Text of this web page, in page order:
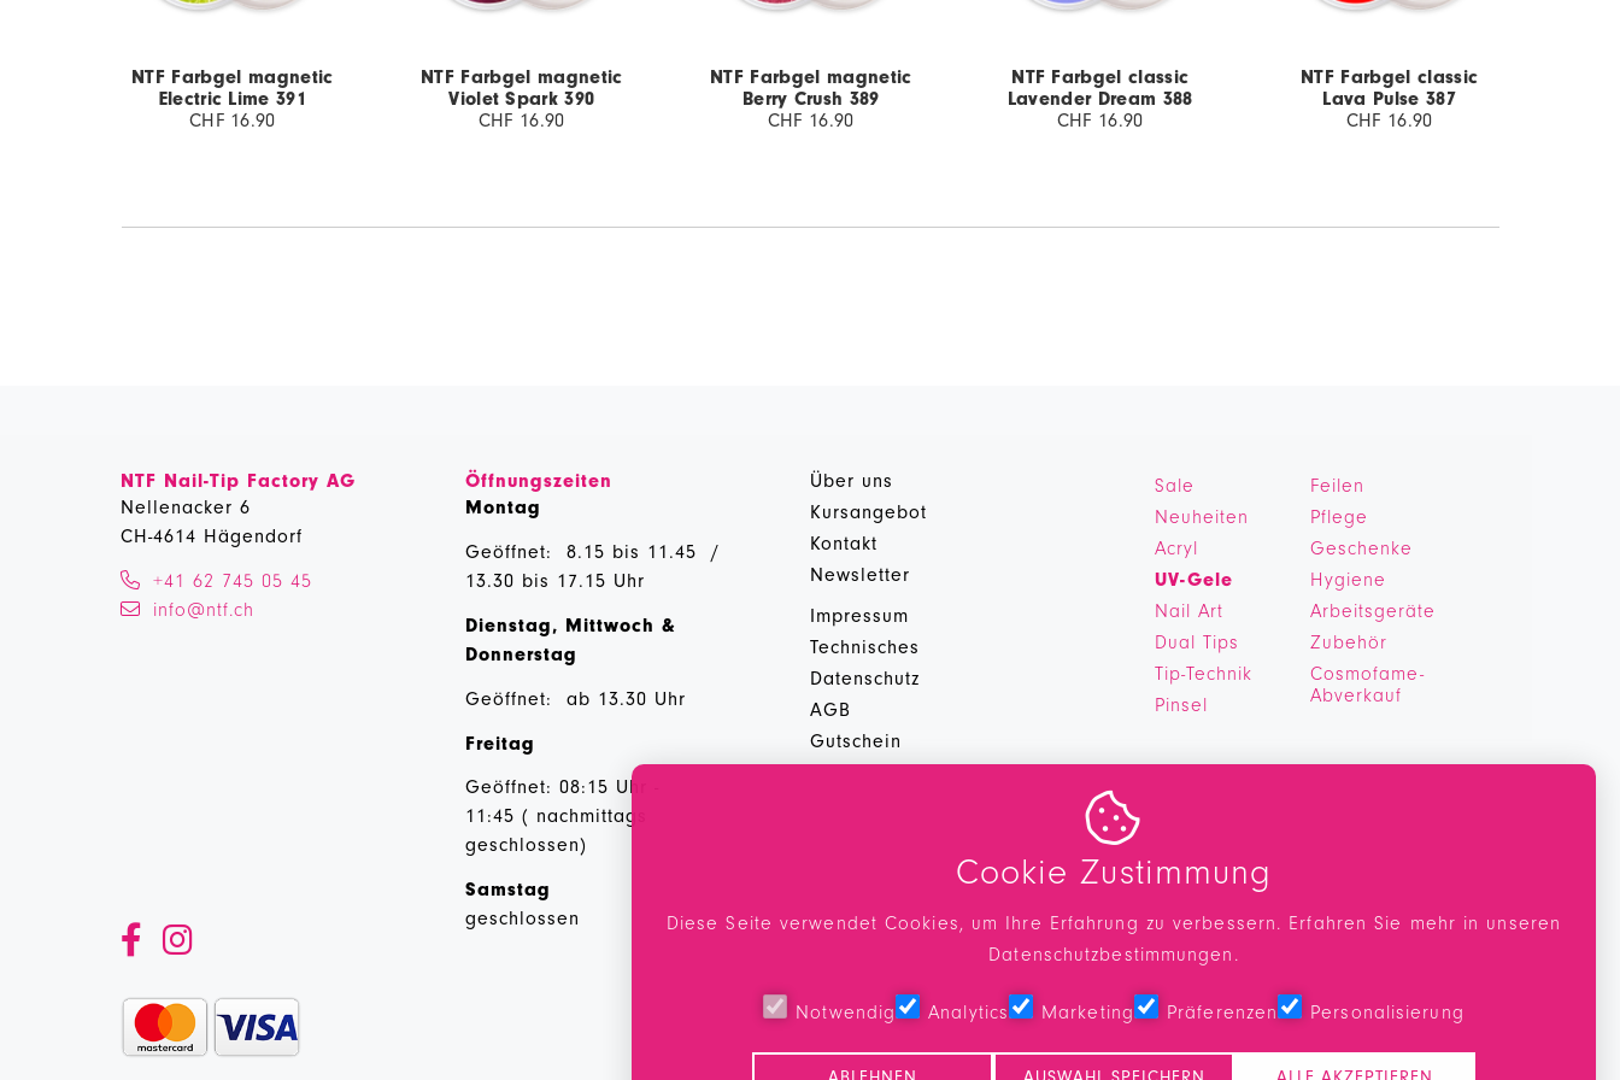
NTF Farbgel magnetic
Electric Lime 391
CHF 16.90
NTF Farbgel magnetic
Violet Spark 390
CHF 16.90
NTF Farbgel magnetic
Berry Crush 389
CHF 16.90
NTF Farbgel classic
Lavender Dream 388
CHF 16.90
NTF Farbgel classic
Lava Pulse 387
CHF 16.90
NTF Nail-Tip Factory AG
Nellenacker 6
CH-4614 Hägendorf
+41 62 745 05 45
info@ntf.ch
Öffnungszeiten
Montag
Geöffnet: 8.15 bis 11.45 /
13.30 bis 17.15 Uhr
Dienstag, Mittwoch &
Donnerstag
Geöffnet: ab 13.30 Uhr
Freitag
Geöffnet: 08:15 Uhr -
11:45 ( nachmittags
geschlossen)
Samstag
geschlossen
Über uns
Kursangebot
Kontakt
Newsletter
Impressum
Technisches
Datenschutz
AGB
Gutschein
Sale
Neuheiten
Acryl
UV-Gele
Nail Art
Dual Tips
Tip-Technik
Pinsel
Feilen
Pflege
Geschenke
Hygiene
Arbeitsgeräte
Zubehör
Cosmofame-
Abverkauf
 

Cookie Zustimmung
Diese Seite verwendet Cookies, um Ihre Erfahrung zu verbessern. Erfahren Sie mehr in unseren
Datenschutzbestimmungen .
Notwendig Analytics Marketing Präferenzen Personalisierung